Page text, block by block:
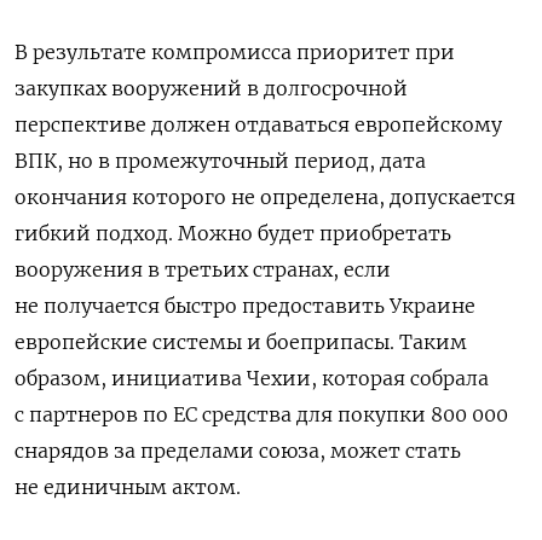
В результате компромисса приоритет при
закупках вооружений в долгосрочной
перспективе должен отдаваться европейскому
ВПК, но в промежуточный период, дата
окончания которого не определена, допускается
гибкий подход. Можно будет приобретать
вооружения в третьих странах, если
не получается быстро предоставить Украине
европейские системы и боеприпасы. Таким
образом, инициатива Чехии, которая собрала
с партнеров по ЕС средства для покупки 800 000
снарядов за пределами союза, может стать
не единичным актом.